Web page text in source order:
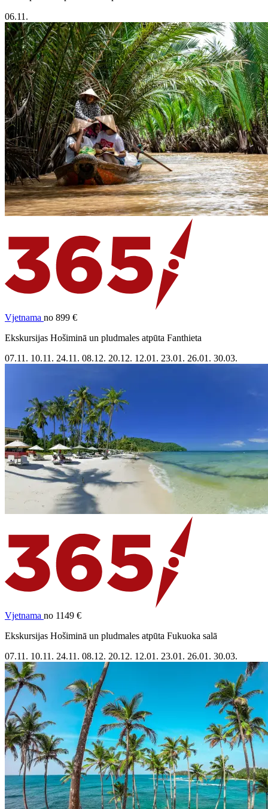
06.11.
Vjetnama no 899 €
Ekskursijas Hošiminā un pludmales atpūta Fanthieta
07.11. 10.11. 24.11. 08.12. 20.12. 12.01. 23.01. 26.01. 30.03.
Vjetnama no 1149 €
Ekskursijas Hošiminā un pludmales atpūta Fukuoka salā
07.11. 10.11. 24.11. 08.12. 20.12. 12.01. 23.01. 26.01. 30.03.